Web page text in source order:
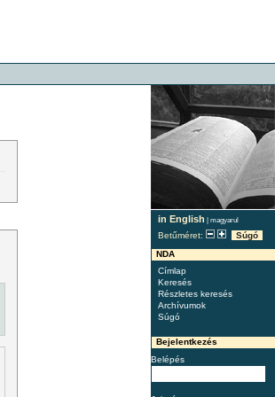
in English | magyarul
Betűméret:
Súgó
NDA
Címlap
Keresés
Részletes keresés
Archívumok
Súgó
Bejelentkezés
Belépés